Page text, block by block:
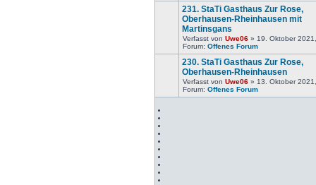
Keine
neuen
Beiträge
231. StaTi Gasthaus Zur Rose,
Oberhausen-Rheinhausen mit
Martinsgans
Verfasst von Uwe06 » 19. Oktober
Forum: Offenes Forum
Keine
neuen
230. StaTi Gasthaus Zur Rose,
Oberhausen-Rheinhausen
Verfasst von Uwe06 » 13. Oktober
Forum: Offenes Forum